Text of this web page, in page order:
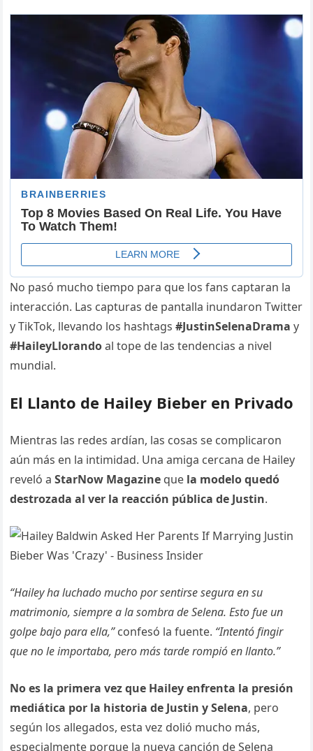
No pasó mucho tiempo para que los fans captaran la
interacción. Las capturas de pantalla inundaron Twitter
y TikTok, llevando los hashtags#JustinSelenaDrama y
#HaileyLlorandoal tope de las tendencias a nivel
mundial.
El Llanto de Hailey Bieber en Privado
Mientras las redes ardían, las cosas se complicaron
aún más en la intimidad. Una amiga cercana de Hailey
reveló aStarNow Magazine que la modelo quedó
destrozada al ver la reacción pública de Justin.
“Hailey ha luchado mucho por sentirse segura en su
matrimonio, siempre a la sombra de Selena. Esto fue un
golpe bajo para ella,”confesó la fuente. “Intentó fingir
que no le importaba, pero más tarde rompió en llanto.”
No es la primera vez que Hailey enfrenta la presión
mediática por la historia de Justin y Selena, pero
según los allegados, esta vez dolió mucho más,
especialmente porque la nueva canción de Selena